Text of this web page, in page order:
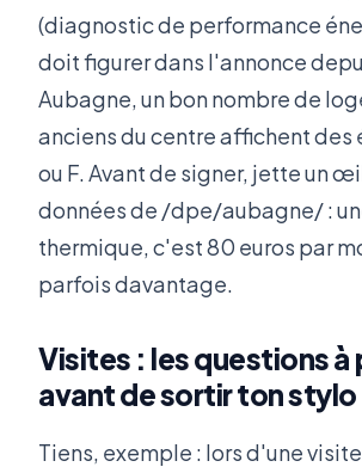
(diagnostic de performance
doit figurer dans l'annonce
Aubagne, un bon nombre de
anciens du centre affichent des
ou F. Avant de signer, jette un
données de /dpe/aubagne/ :
thermique, c'est 80 euros par
parfois davantage.
Visites : les questions à
avant de sortir ton stylo
Tiens, exemple : lors d'une